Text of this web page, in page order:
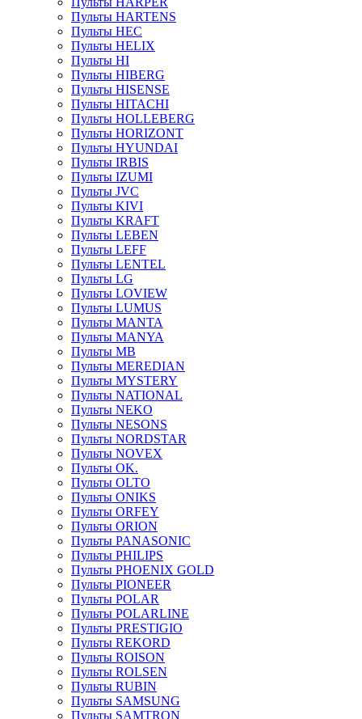
Пульты HARTENS
Пульты HEC
Пульты HELIX
Пульты HI
Пульты HIBERG
Пульты HISENSE
Пульты HITACHI
Пульты HOLLEBERG
Пульты HORIZONT
Пульты HYUNDAI
Пульты IRBIS
Пульты IZUMI
Пульты JVC
Пульты KIVI
Пульты KRAFT
Пульты LEBEN
Пульты LEFF
Пульты LENTEL
Пульты LG
Пульты LOVIEW
Пульты LUMUS
Пульты MANTA
Пульты MANYA
Пульты MB
Пульты MEREDIAN
Пульты MYSTERY
Пульты NATIONAL
Пульты NEKO
Пульты NESONS
Пульты NORDSTAR
Пульты NOVEX
Пульты OK.
Пульты OLTO
Пульты ONIKS
Пульты ORFEY
Пульты ORION
Пульты PANASONIC
Пульты PHILIPS
Пульты PHOENIX GOLD
Пульты PIONEER
Пульты POLAR
Пульты POLARLINE
Пульты PRESTIGIO
Пульты REKORD
Пульты ROISON
Пульты ROLSEN
Пульты RUBIN
Пульты SAMSUNG
Пульты SAMTRON